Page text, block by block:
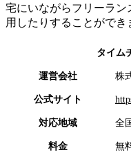
宅にいながらフリーラン
用したりすることができ
タイム
運営会社 株
公式サイト
対応地域 全
料金 無